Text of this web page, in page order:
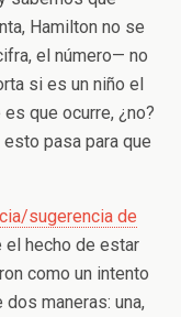
Hamilton no se
el número— no
si es un niño el
que ocurre, ¿no?
pasa para que
sugerencia de
hecho de estar
como un intento
maneras: una,